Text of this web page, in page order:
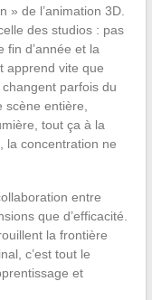
» de l’animation 3D.
des studios : pas
fin d’année et la
apprend vite que
changent parfois du
entière,
tout ça à la
la concentration ne
entre
que d’efficacité.
la frontière
c’est tout le
et